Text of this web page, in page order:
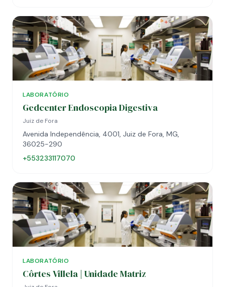
LABORATÓRIO
Gedcenter Endoscopia Digestiva
Juiz de Fora
Avenida Independência, 4001, Juiz de Fora, MG,
36025-290
+553233117070
LABORATÓRIO
Côrtes Villela | Unidade Matriz